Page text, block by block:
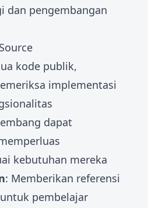
dan pengembangan
kode publik,
implementasi
dapat
kebutuhan mereka
: Memberikan referensi
pembelajar